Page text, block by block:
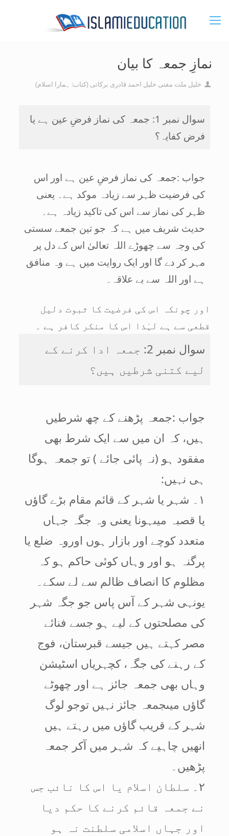
نمازِ جمعہ کا بیان
خلیل ملت مفتی خلیل احمد قادری برکاتی (کتاب: ہمارا اسلام)
سوال نمبر 1: جمعہ کی نماز فرضِ عین ہے یا
فرض کفایہ؟
جواب :جمعہ کی نماز فرضِ عین ہے اور اس
کی فرضیت ظہر سے زیادہ موکد ہے۔ یعنی
ظہر کی نماز سے اس کی تاکید زیادہ ہے۔
حدیث شریف میں ہے کہ جو تین جمعے سستی
کی وجہ سے چھوڑے اللہ تعالیٰ اس کے دل پر
مہر کر دے گا اور ایک روایت میں ہے وہ منافق
ہے اور اللہ سے بے علاقہ۔
اور چونکہ اس کی فرضیت کا ثبوت دلیل
قطعی سے ہے لہٰذا اس کا منکر کافر ہے ۔
سوال نمبر 2: جمعہ ادا کرنے کے
لیے کتنی شرطیں ہیں؟
جواب :جمعہ پڑھنے کے چھ شرطیں
ہیں، کہ ان میں سے ایک شرط بھی
مفقود ہو (نہ پائی جائے ) تو جمعہ ہوگا
ہی نہیں:
۱۔ شہر یا شہر کے قائم مقام بڑے گاؤں
یا قصبہ میںہونا یعنی وہ جگہ جہاں
متعدد کوچے اور بازار ہوں اوروہ ضلع یا
پرگنہ ہو اور وہاں کوئی حاکم ہو کہ
مظلوم کا انصاف ظالم سے لے سکے۔
یونہی شہر کے آس پاس جو جگہ شہر
کی مصلحتوں کے لیے ہو جسے فنائے
مصر کہتے ہیں جیسے قبرستان، فوج
کے رہنے کی جگہ، کچہریاں اسٹیشن
وہاں بھی جمعہ جائز ہے اور چھوٹے
گاؤں میںجمعہ جائز نہیں توجو لوگ
شہر کے قریب گاؤں میں رہتے ہیں
انھیں چاہیے کہ شہر میں آکر جمعہ
پڑھیں۔
۲۔ سلطان اسلام یا اس کا نائب جس
نے جمعہ قائم کرنے کا حکم دیا
اور جہاں اسلامی سلطنت نہ ہو